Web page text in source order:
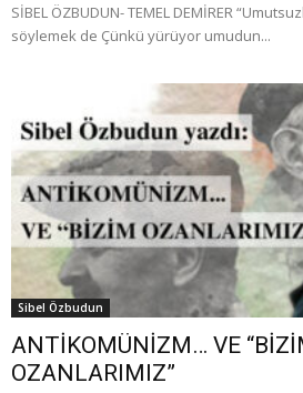
SİBEL ÖZBUDUN- TEMEL DEMİRER
söylemek de Çünkü yürüyor umudun...
Sibel Özbudun
ANTİKOMÜNİZM… VE
OZANLARIMIZ”